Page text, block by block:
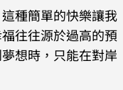
種簡單的快樂讓我
往往源於過高的預
想時，只能在對岸